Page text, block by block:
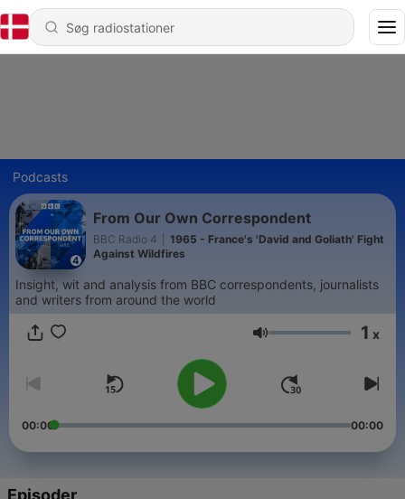
Podcasts
From Our Own Correspondent
BBC Radio 4
1965 - France's 'David and Goliath' Fight
Against Wildfires
Insight, wit and analysis from BBC correspondents, journalists
and writers from around the world
Lydstyrke 1 x
00:00 00:00
Episoder